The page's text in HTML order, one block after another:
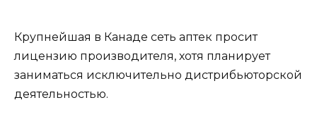
Крупнейшая в Канаде сеть аптек просит
лицензию производителя, хотя планирует
заниматься исключительно дистрибьюторской
деятельностью.